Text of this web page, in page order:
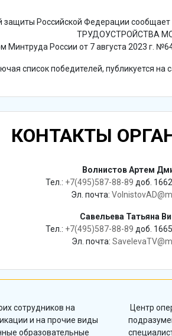
защиты Российской Федерации
ТРУДОУСТРОЙСТВА
Минтруда России от 7 августа 2023 г.
список победителей, публикуется на
КОНТАКТЫ
Волнистов Артем
Тел.: +7(495)587-88-89 доб.
Эл. почта:
Савельева Татьяна
Тел.: +7(495)587-88-89 доб.
Эл. почта:
сотрудников на
и на прочие виды
образовательные
Центр